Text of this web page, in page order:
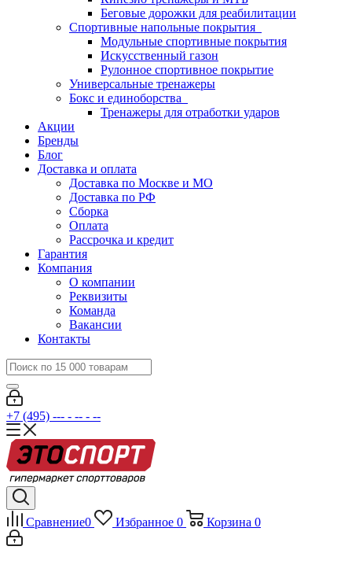
Беговые дорожки для реабилитации
Спортивные напольные покрытия
Модульные спортивные покрытия
Искусственный газон
Рулонное спортивное покрытие
Универсальные тренажеры
Бокс и единоборства
Тренажеры для отработки ударов
Акции
Бренды
Блог
Доставка и оплата
Доставка по Москве и МО
Доставка по РФ
Сборка
Оплата
Рассрочка и кредит
Гарантия
Компания
О компании
Реквизиты
Команда
Вакансии
Контакты
+7 (495) --- - -- - --
Сравнение0 Избранное 0 Корзина 0